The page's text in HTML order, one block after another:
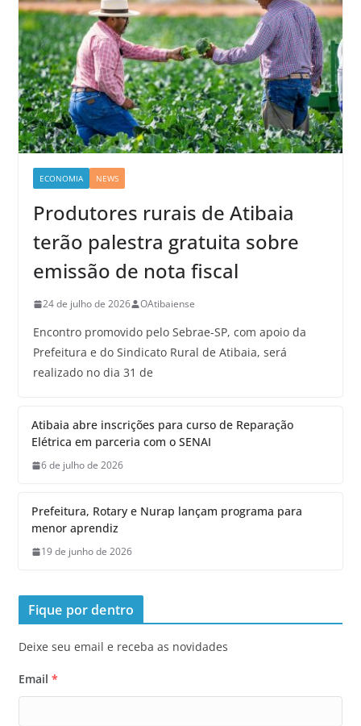
ECONOMIA NEWS
Produtores rurais de Atibaia
terão palestra gratuita sobre
emissão de nota fiscal
24 de julho de 2026 OAtibaiense
Encontro promovido pelo Sebrae-SP, com apoio da
Prefeitura e do Sindicato Rural de Atibaia, será
realizado no dia 31 de
Atibaia abre inscrições para curso de Reparação
Elétrica em parceria com o SENAI
6 de julho de 2026
Prefeitura, Rotary e Nurap lançam programa para
menor aprendiz
19 de junho de 2026
Fique por dentro
Deixe seu email e receba as novidades
Email *